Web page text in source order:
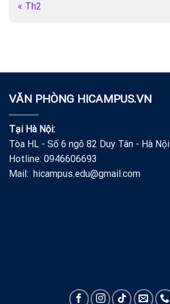
« Th2
VĂN PHÒNG HICAMPUS.VN
Tại Hà Nội:
Tòa HL - Số 6 ngõ 82 Duy Tân - Hà Nội
Hotline: 0946606693
Mail: hicampus.edu@gmail.com